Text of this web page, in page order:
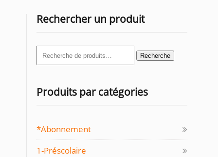
Rechercher un produit
Recherche
pour :
Recherche
Produits par catégories
*Abonnement
1-Préscolaire